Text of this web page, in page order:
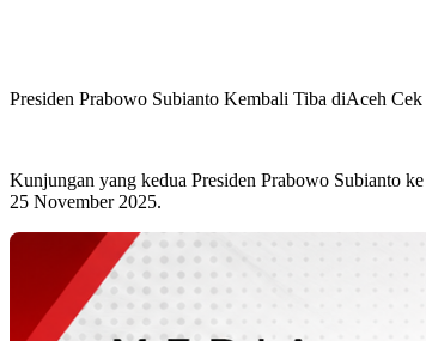
Presiden Prabowo Subianto Kembali Tiba diAceh
Kunjungan yang kedua Presiden Prabowo Subianto
25 November 2025.